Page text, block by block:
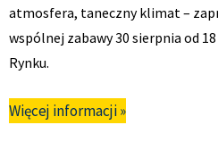
atmosfera, taneczny klimat –
wspólnej zabawy 30 sierpnia od
Rynku.
Więcej informacji »